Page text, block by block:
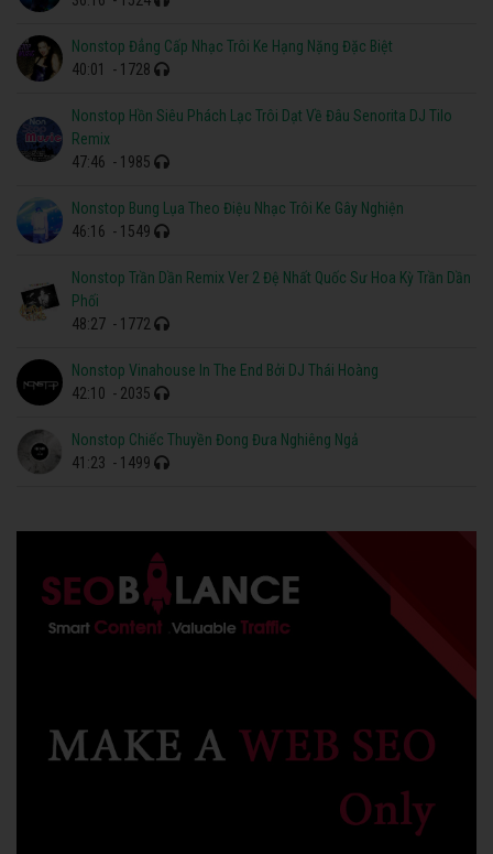
Nonstop Đẳng Cấp Nhạc Trôi Ke Hạng Nặng Đặc Biệt
40:01
- 1728
Nonstop Hồn Siêu Phách Lạc Trôi Dạt Về Đâu Senorita DJ Tilo
Remix
47:46 - 1985
Nonstop Bung Lụa Theo Điệu Nhạc Trôi Ke Gây Nghiện
46:16 - 1549
Nonstop Trần Dần Remix Ver 2 Đệ Nhất Quốc Sư Hoa Kỳ Trần Dần
Phối
48:27 - 1772
Nonstop Vinahouse In The End Bởi DJ Thái Hoàng
42:10 - 2035
Nonstop Chiếc Thuyền Đong Đưa Nghiêng Ngả
41:23 - 1499